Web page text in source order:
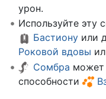
урон.
Используйте эту
Бастионуили
Роковой вдовы
Сомбра может
способности